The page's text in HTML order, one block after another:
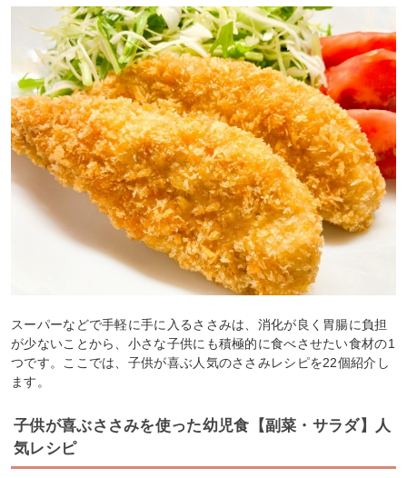
スーパーなどで手軽に手に入るささみは、消化が良く胃腸に負担
が少ないことから、小さな子供にも積極的に食べさせたい食材の1
つです。ここでは、子供が喜ぶ人気のささみレシピを22個紹介し
ます。
子供が喜ぶささみを使った幼児食【副菜・サラダ】人
気レシピ